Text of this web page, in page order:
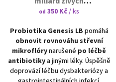
mikroorganismů v 1 kapsli,
na snížení špatného
cholesterolu
od 350 Kč/ ks
Probiotika Genesis LB pomáhá
obnovit rovnováhu střevní
mikroflórynarušené po léčbě
antibiotikya jinými léky. Úspěšně
doprovází léčbu dysbakteriózy a